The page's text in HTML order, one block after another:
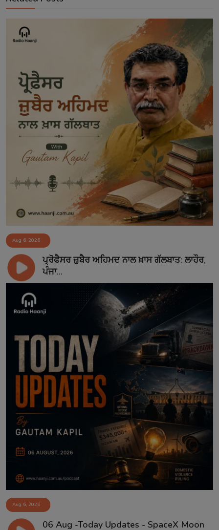
Aug 6, 2026
ਪ੍ਰੋਫੈਸਰ ਜ਼ੁਬੈਰ ਅਹਿਮਦ ਨਾਲ ਖ਼ਾਸ ਗੱਲਬਾਤ: ਲਾਹੌਰ,
ਪੰਜਾ...
Aug 6, 2026
06 Aug -Today Updates - SpaceX Moon